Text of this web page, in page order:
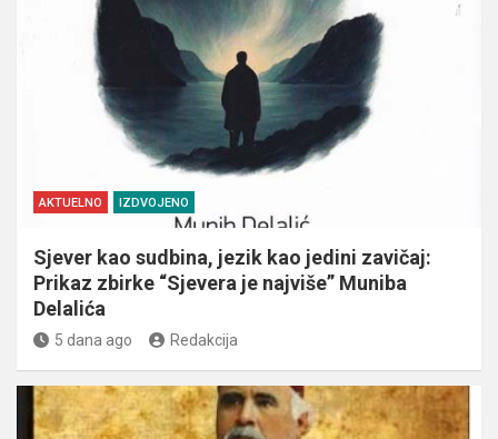
AKTUELNO IZDVOJENO
Sjever kao sudbina, jezik kao jedini zavičaj:
Prikaz zbirke “Sjevera je najviše” Muniba
Delalića
5 dana ago Redakcija